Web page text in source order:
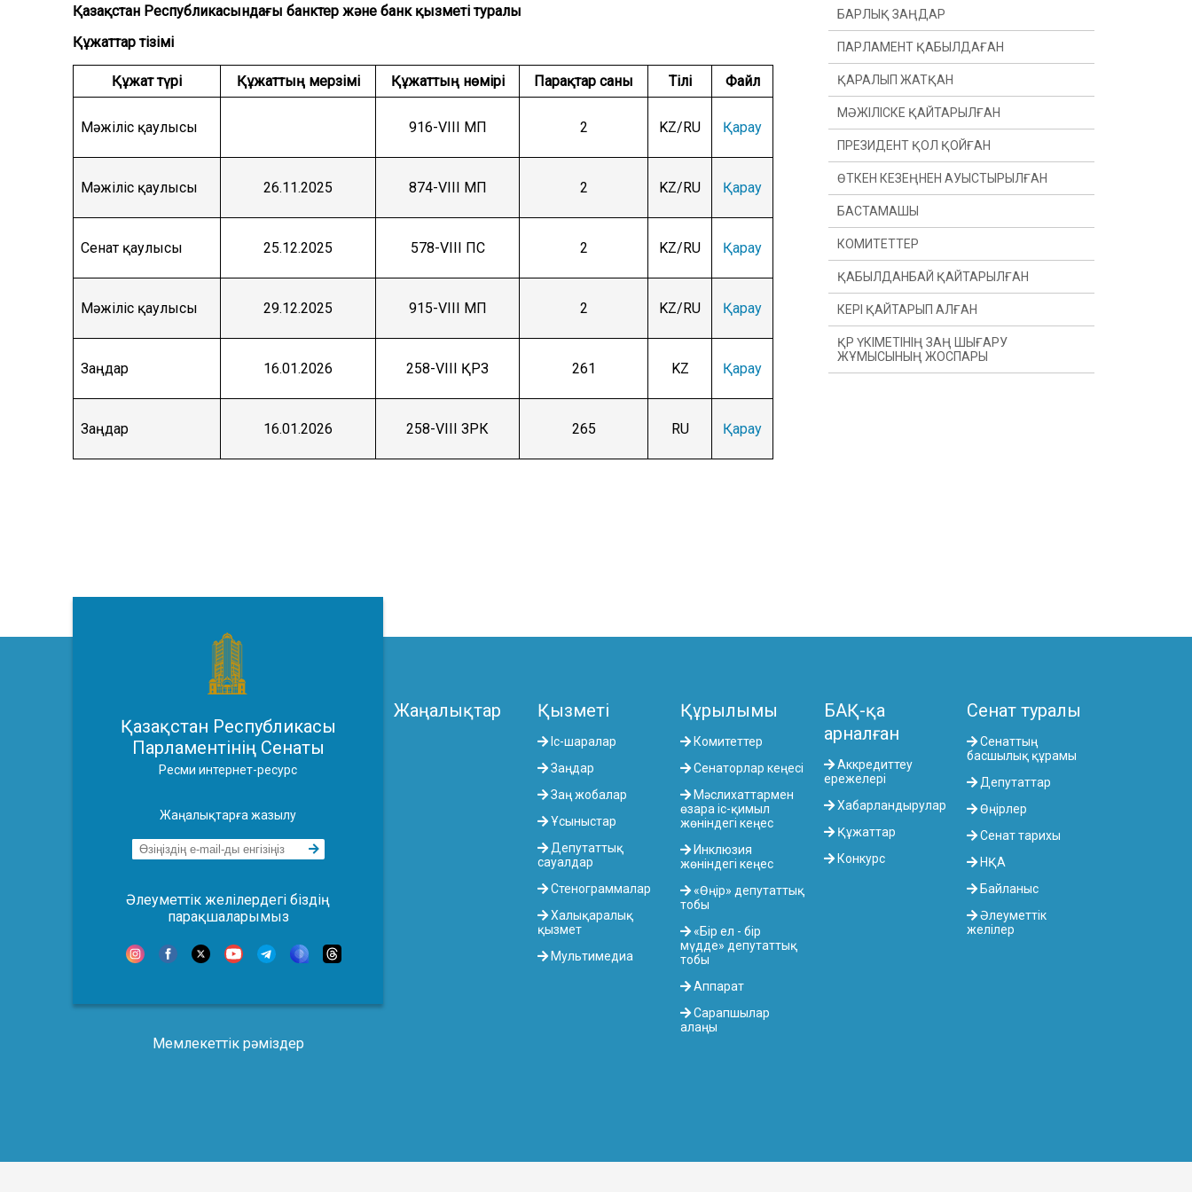
Қазақстан Республикасындағы банктер және банк қызметі туралы
Құжаттар тізімі
Құжат түрі Құжаттың мерзімі Құжаттың нөмірі Парақтар саны Тілі Файл
Мәжіліс қаулысы 916-VIII МП 2 KZ/RU Қарау
Мәжіліс қаулысы 26.11.2025 874-VIII МП 2 KZ/RU Қарау
Сенат қаулысы 25.12.2025 578-VIII ПС 2 KZ/RU Қарау
Мәжіліс қаулысы 29.12.2025 915-VIII МП 2 KZ/RU Қарау
Заңдар 16.01.2026 258-VIII ҚРЗ 261 KZ Қарау
Заңдар 16.01.2026 258-VIII ЗРК 265 RU Қарау
БАРЛЫҚ ЗАҢДАР
ПАРЛАМЕНТ ҚАБЫЛДАҒАН
ҚАРАЛЫП ЖАТҚАН
МӘЖІЛІСКЕ ҚАЙТАРЫЛҒАН
ПРЕЗИДЕНТ ҚОЛ ҚОЙҒАН
ӨТКЕН КЕЗЕҢНЕН АУЫСТЫРЫЛҒАН
ӨТКЕН ЖЫЛДАН
ӨТКЕН СЕССИЯДАН
БАСТАМАШЫ
ПРЕЗИДЕНТ
ДЕПУТАТ(Ы)
ҮКІМЕТ
КОМИТЕТТЕР
КОНСТИТУЦИЯЛЫҚ ЗАҢНАМА, СОТ
ЖҮЙЕСІ ЖӘНЕ ҚҰҚЫҚ ҚОРҒАУ
ОРГАНДАРЫ КОМИТЕТІ
ҚАРЖЫ ЖӘНЕ БЮДЖЕТ КОМИТЕТІ
ХАЛЫҚАРАЛЫҚ ҚАТЫНАСТАР,
ҚАБЫЛДАНБАЙ ҚАЙТАРЫЛҒАН
КЕРІ ҚАЙТАРЫП АЛҒАН
ҚР ҮКІМЕТІНІҢ ЗАҢ ШЫҒАРУ
ЖҰМЫСЫНЫҢ ЖОСПАРЫ
Қазақстан Республикасы
Парламентінің Сенаты
Ресми интернет-ресурс
Жаңалықтарға жазылу
Әлеуметтік желілердегі біздің
парақшаларымыз
Мемлекеттік рәміздер
Жаңалықтар Қызметі
Іс-шаралар
Заңдар
Заң жобалар
Ұсыныстар
Депутаттық
сауалдар
Стенограммалар
Халықаралық
қызмет
Мультимедиа
Құрылымы
Комитеттер
Сенаторлар кеңесі
Мәслихаттармен
өзара іс-қимыл
жөніндегі кеңес
Инклюзия
жөніндегі кеңес
«Өңір» депутаттық
тобы
«Бір ел - бір
мүдде» депутаттық
тобы
Аппарат
Сарапшылар
алаңы
БАҚ-қа
арналған
Аккредиттеу
ережелері
Хабарландырулар
Құжаттар
Конкурс
Сенат туралы
Сенаттың
басшылық құрамы
Депутаттар
Өңірлер
Сенат тарихы
НҚА
Байланыс
Әлеуметтік
желілер